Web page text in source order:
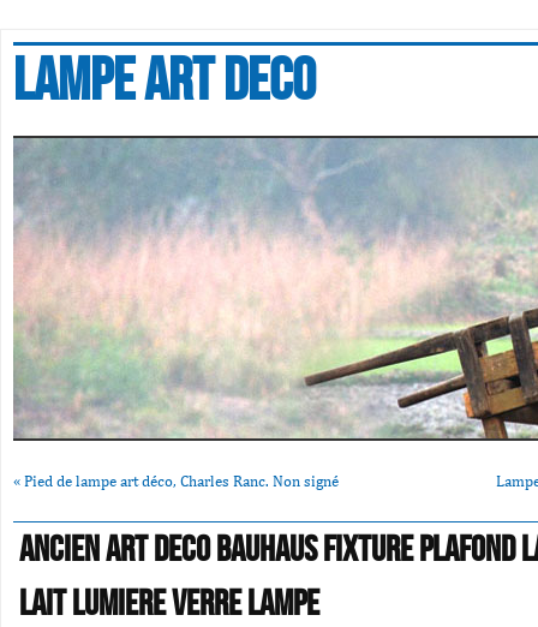
Lampe art deco
« Pied de lampe art déco, Charles Ranc. Non signé
Ancien Art Deco Bauhaus Fixture Plafond
Lait Lumiere Verre Lampe